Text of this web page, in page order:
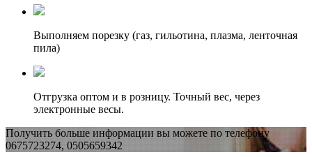
Выполняем порезку (газ, гильотина, плазма, ленточная
пила)
Отгрузка оптом и в розницу. Точный вес, через
электронные весы.
Получить больше информации вы можете по телефону
0675723274, 0505659342